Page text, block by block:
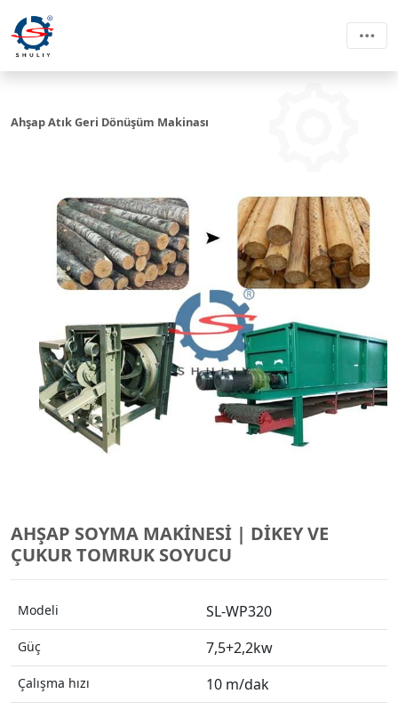
Ahşap Atık Geri Dönüşüm Makinası
AHŞAP SOYMA MAKINESI | DIKEY VE
ÇUKUR TOMRUK SOYUCU
Modeli SL-WP320
Güç 7,5+2,2kw
Çalışma hızı 10 m/dak